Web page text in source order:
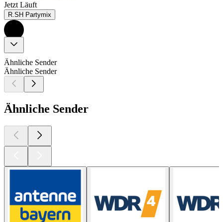
Jetzt Läuft
R.SH Partymix
Ähnliche Sender
Ähnliche Sender
Ähnliche Sender